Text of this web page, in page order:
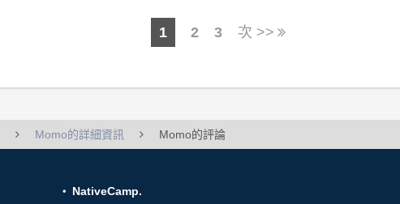
1 2 3 次 >>
Momo的詳細資訊 Momo的評論
NativeCamp.